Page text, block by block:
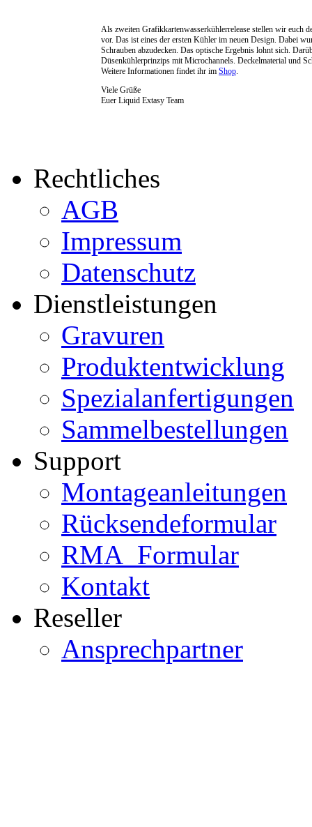
Als zweiten Grafikkartenwasserkühlerrelease stellen wir euch
vor. Das ist eines der ersten Kühler im neuen Design. Dabei
Schrauben abzudecken. Das optische Ergebnis lohnt sich.
Düsenkühlerprinzips mit Microchannels. Deckelmaterial und
Weitere Informationen findet ihr im Shop
Viele Grüße
Euer Liquid Extasy Team
Rechtliches
AGB
Impressum
Datenschutz
Dienstleistungen
Gravuren
Produktentwicklung
Spezialanfertigungen
Sammelbestellungen
Support
Montageanleitungen
Rücksendeformular
RMA_Formular
Kontakt
Reseller
Ansprechpartner